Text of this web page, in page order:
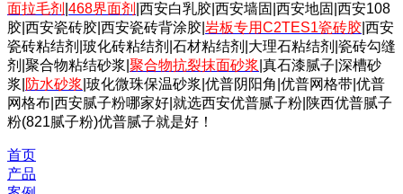
面拉毛剂 468界面剂 |西安白乳胶|西安墙固|西安地固|西安108
胶|西安瓷砖胶|西安瓷砖背涂胶| 岩板专用C2TES1瓷砖胶 |西安
瓷砖粘结剂|玻化砖粘结剂|石材粘结剂|大理石粘结剂|瓷砖勾缝
剂|聚合物粘结砂浆| 聚合物抗裂抹面砂浆 |真石漆腻子|深槽砂
浆| 防水砂浆 |玻化微珠保温砂浆|优普阴阳角|优普网格带|优普
网格布|西安腻子粉哪家好|就选西安优普腻子粉|陕西优普腻子
粉(821腻子粉)优普腻子就是好！
首页
产品